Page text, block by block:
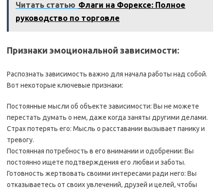
Читать статью Флаги на Форексе: Полное
руководство по торговле
Признаки эмоциональной зависимости:
Распознать зависимость важно для начала работы над собой.
Вот некоторые ключевые признаки:
Постоянные мысли об объекте зависимости: Вы не можете
перестать думать о нем‚ даже когда заняты другими делами.
Страх потерять его: Мысль о расставании вызывает панику и
тревогу.
Постоянная потребность в его внимании и одобрении: Вы
постоянно ищете подтверждения его любви и заботы.
Готовность жертвовать своими интересами ради него: Вы
отказываетесь от своих увлечений‚ друзей и целей‚ чтобы